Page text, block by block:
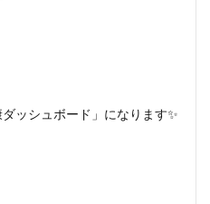
ッシュボード」になります✨